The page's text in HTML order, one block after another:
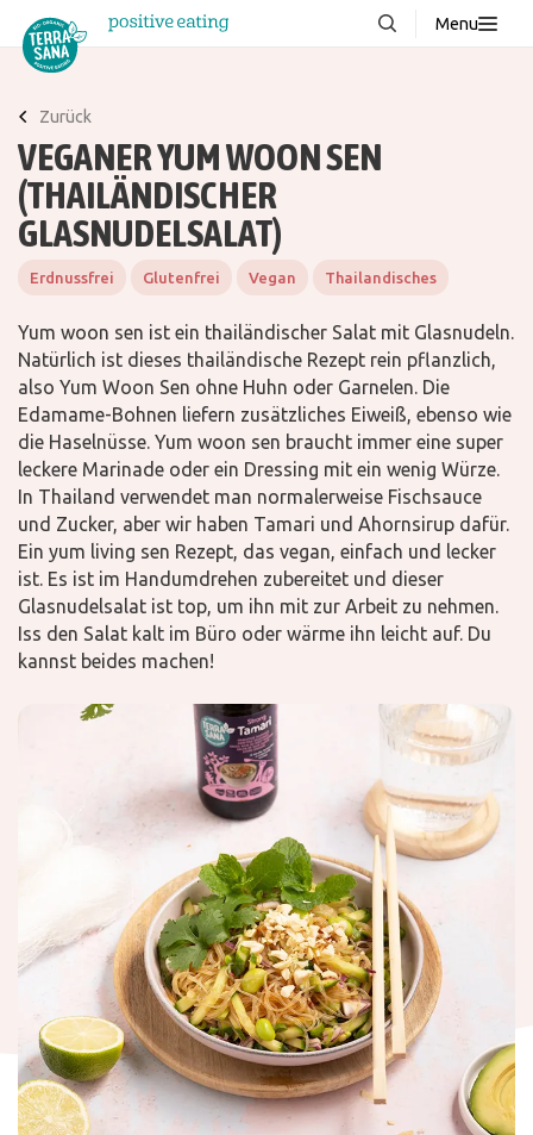
Menu
Über uns
Wissenswertes
FAQ
Downloads
Zurück
VEGANER YUM WOON SEN
(THAILÄNDISCHER
GLASNUDELSALAT)
Erdnussfrei Glutenfrei Vegan Thailandisches
Yum woon sen ist ein thailändischer Salat mit Glasnudeln.
Natürlich ist dieses thailändische Rezept rein pflanzlich,
also Yum Woon Sen ohne Huhn oder Garnelen. Die
Edamame-Bohnen liefern zusätzliches Eiweiß, ebenso wie
die Haselnüsse. Yum woon sen braucht immer eine super
leckere Marinade oder ein Dressing mit ein wenig Würze.
In Thailand verwendet man normalerweise Fischsauce
und Zucker, aber wir haben Tamari und Ahornsirup dafür.
Ein yum living sen Rezept, das vegan, einfach und lecker
ist. Es ist im Handumdrehen zubereitet und dieser
Glasnudelsalat ist top, um ihn mit zur Arbeit zu nehmen.
Iss den Salat kalt im Büro oder wärme ihn leicht auf. Du
kannst beides machen!